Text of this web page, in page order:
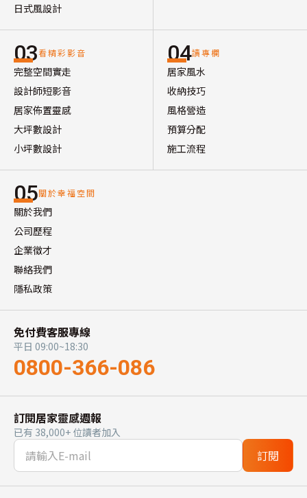
日式風設計
03看精彩影音
完整空間實走
設計師短影音
居家佈置靈感
大坪數設計
小坪數設計
04讀專欄
居家風水
收納技巧
風格營造
預算分配
施工流程
05關於幸福空間
關於我們
公司歷程
企業徵才
聯絡我們
隱私政策
免付費客服專線
平日 09:00~18:30
0800-366-086
訂閱居家靈感週報
已有 38,000+ 位讀者加入
訂閱